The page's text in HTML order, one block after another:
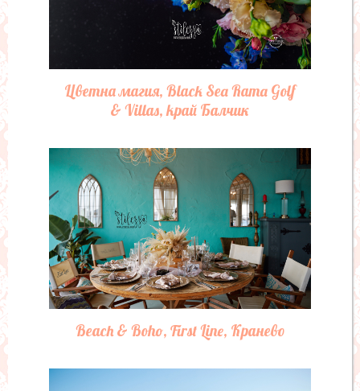
Романс, Black Sea Rama Golf &
Villas, край Балчик
Човеците ми се женят, Резиденция,